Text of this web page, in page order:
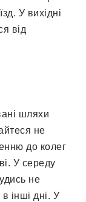
У вихідні
від
шляхи
не
до колег
У середу
не
інші дні. У